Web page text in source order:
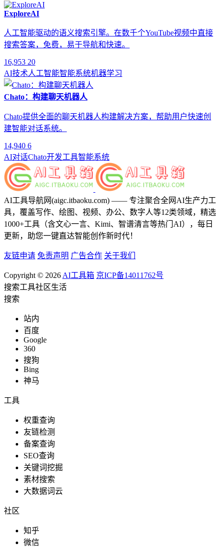
ExploreAI
人工智能驱动的语义搜索引擎。在数千个YouTube视频中直接
搜索答案，免费，易于导航和快速。
16,953 20
AI技术人工智能智能系统机器学习
Chato：构建聊天机器人
Chato提供全面的聊天机器人构建解决方案，帮助用户快速创
建智能对话系统。
14,940 6
AI对话Chato开发工具智能系统
AI工具导航网(aigc.itbaoku.com) —— 专注聚合全网AI生产力工
具，覆盖写作、绘图、视频、办公、数字人等12类领域，精选
1000+工具（含文心一言、Kimi、智谱清言等热门AI），每日
更新，助您一键直达智能创作新时代！
友链申请 免责声明 广告合作 关于我们
Copyright © 2026 AI工具箱 京ICP备14011762号
搜索工具社区生活
搜索
站内
百度
Google
360
搜狗
Bing
神马
工具
权重查询
友链检测
备案查询
SEO查询
关键词挖掘
素材搜索
大数据词云
社区
知乎
微信